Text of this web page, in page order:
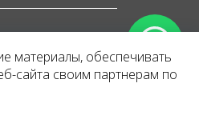
материалы, обеспечивать
сайта своим партнерам по